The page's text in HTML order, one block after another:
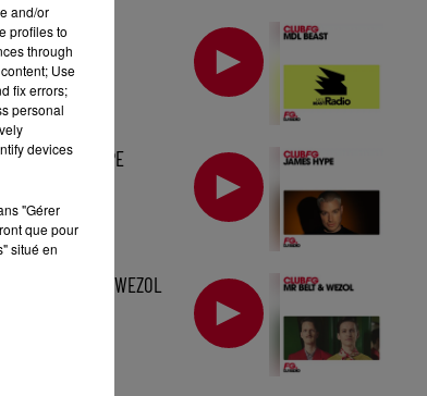
MIX : MDL BEAST
MIX : JAMES HYPE
MIX : MR BELT & WEZOL
and/or
profiles to
through
Use
fix errors;
personal
devices
"Gérer
que pour
situé en